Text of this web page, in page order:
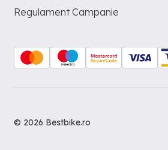
Regulament Campanie
© 2026 Bestbike.ro